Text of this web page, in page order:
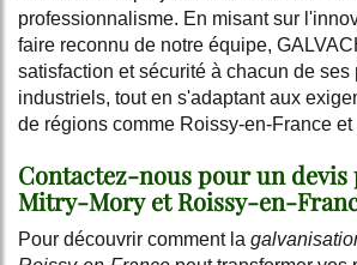
professionnalisme. En misant sur
faire reconnu de notre équipe,
satisfaction et sécurité à chacun de ses
industriels, tout en s'adaptant aux
de régions comme Roissy-en-France et
Contactez-nous pour un devis
Mitry-Mory et Roissy-en-
Pour découvrir comment la